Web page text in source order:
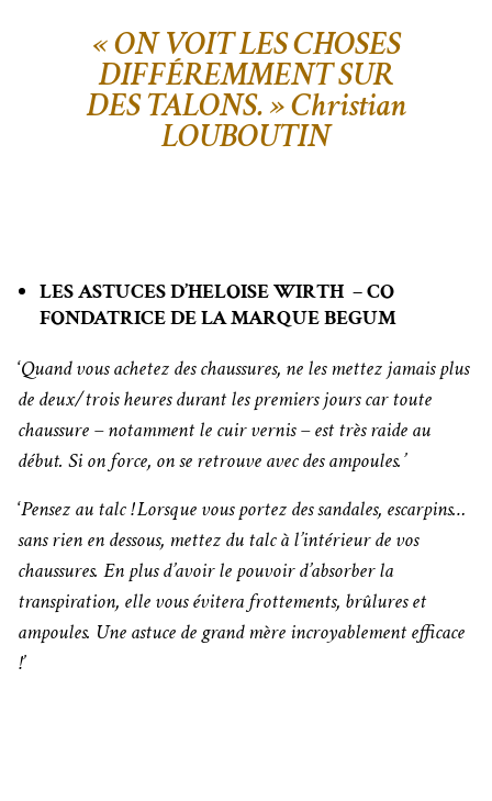
« ON VOIT LES CHOSES
DIFFÉREMMENT SUR
DES TALONS. »Christian
LOUBOUTIN
LES ASTUCES D’HELOISE WIRTH – CO
FONDATRICE DE LA MARQUE BEGUM
‘Quand vous achetez des chaussures, ne les mettez jamais plus
de deux/trois heures durant les premiers jours car toute
chaussure – notamment le cuir vernis – est très raide au
début. Si on force, on se retrouve avec des ampoules.’
‘Pensez au talc ! Lorsque vous portez des sandales, escarpins…
sans rien en dessous, mettez du talc à l’intérieur de vos
chaussures. En plus d’avoir le pouvoir d’absorber la
transpiration, elle vous évitera frottements, brûlures et
ampoules. Une astuce de grand mère incroyablement efficace
!’